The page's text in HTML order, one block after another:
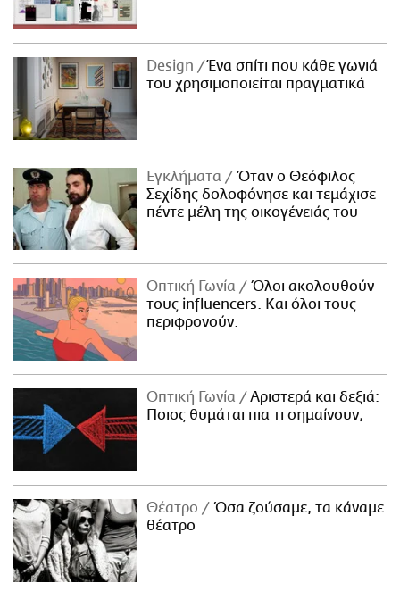
Design
Ένα σπίτι που κάθε γωνιά
του χρησιμοποιείται πραγματικά
Εγκλήματα
Όταν ο Θεόφιλος
Σεχίδης δολοφόνησε και τεμάχισε
πέντε μέλη της οικογένειάς του
Οπτική Γωνία
Όλοι ακολουθούν
τους influencers. Και όλοι τους
περιφρονούν.
Οπτική Γωνία
Αριστερά και δεξιά:
Ποιος θυμάται πια τι σημαίνουν;
Θέατρο
Όσα ζούσαμε, τα κάναμε
θέατρο